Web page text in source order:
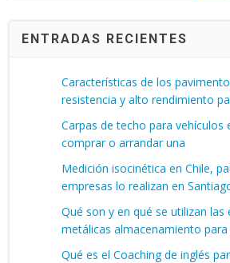
ENTRADAS RECIENTES
Características de los
resistencia y alto rendimiento
Carpas de techo para vehículos
comprar o arrandar una
Medición isocinética en Chile,
empresas lo realizan en
Qué son y en qué se utilizan las
metálicas almacenamiento
Qué es el Coaching de inglés